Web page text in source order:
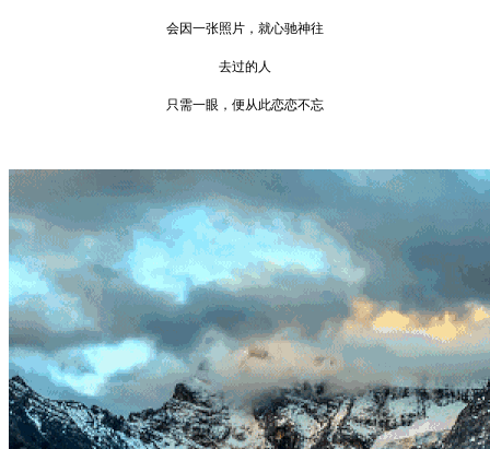
会因一张照片，就心驰神往
去过的人
只需一眼，便从此恋恋不忘